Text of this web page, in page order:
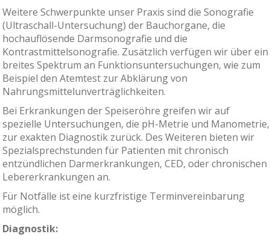
Weitere Schwerpunkte unser Praxis sind die Sonografie
(Ultraschall-Untersuchung) der Bauchorgane, die
hochauflösende Darmsonografie und die
Kontrastmittelsonografie. Zusätzlich verfügen wir über ein
breites Spektrum an Funktionsuntersuchungen, wie zum
Beispiel den Atemtest zur Abklärung von
Nahrungsmittelunverträglichkeiten.
Bei Erkrankungen der Speiseröhre greifen wir auf
spezielle Untersuchungen, die pH-Metrie und Manometrie,
zur exakten Diagnostik zurück. Des Weiteren bieten wir
Spezialsprechstunden für Patienten mit chronisch
entzündlichen Darmerkrankungen, CED, oder chronischen
Lebererkrankungen an.
Für Notfälle ist eine kurzfristige Terminvereinbarung
möglich.
Diagnostik: